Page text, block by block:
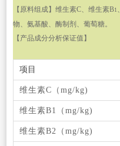
【原料组成】维生素C、维生素B1
物、氨基酸、酶制剂、葡萄糖。
【产品成分分析保证值】
项目
维生素C （ mg/kg)
维生素B1 （ mg/kg)
维生素B2 （ mg/kg)